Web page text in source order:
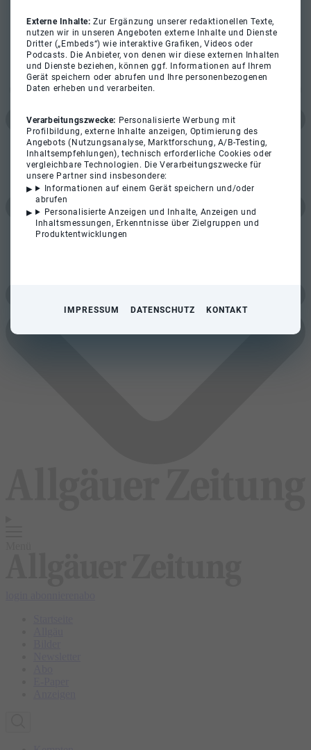
Externe Inhalte:Zur Ergänzung unserer redaktionellen Texte,
nutzen wir in unseren Angeboten externe Inhalte und Dienste
Dritter („Embeds“) wie interaktive Grafiken, Videos oder
Podcasts. Die Anbieter, von denen wir diese externen Inhalten
und Dienste beziehen, können ggf. Informationen auf Ihrem
Gerät speichern oder abrufen und Ihre personenbezogenen
Daten erheben und verarbeiten.
Verarbeitungszwecke: Personalisierte Werbung mit
Profilbildung, externe Inhalte anzeigen, Optimierung des
Angebots (Nutzungsanalyse, Marktforschung, A/B-Testing,
Inhaltsempfehlungen), technisch erforderliche Cookies oder
vergleichbare Technologien. Die Verarbeitungszwecke für
unsere Partner sind insbesondere:
Informationen auf einem Gerät speichern und/oder
abrufen
Personalisierte Anzeigen und Inhalte, Anzeigen und
Inhaltsmessungen, Erkenntnisse über Zielgruppen und
Produktentwicklungen
IMPRESSUM DATENSCHUTZ KONTAKT